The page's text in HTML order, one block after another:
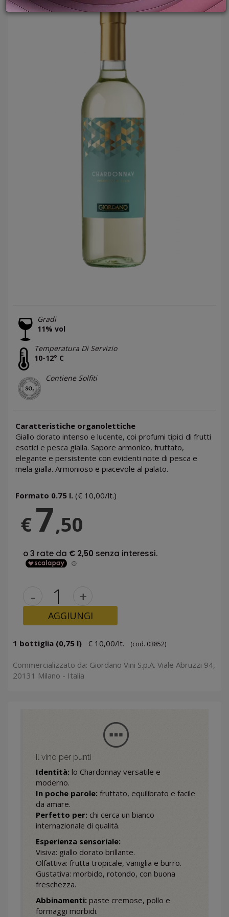
GIFT
Gradi
11% vol
Temperatura Di Servizio
10-12° C
Contiene Solfiti
Caratteristiche organolettiche
Giallo dorato intenso e lucente, coi profumi tipici di frutti
esotici e pesca gialla. Sapore armonico, fruttato,
elegante e persistente con evidenti note di pesca e
mela gialla. Armonioso e piacevole al palato.
Formato 0.75 l. (€ 10,00/lt.)
€7,50
- +
AGGIUNGI
1 bottiglia (0,75 l) € 10,00/lt. (cod. 03852)
Commercializzato da: Giordano Vini S.p.A. Viale Abruzzi 94,
20131 Milano - Italia
Il vino per punti
Identità: lo Chardonnay versatile e
moderno.
In poche parole: fruttato, equilibrato e facile
da amare.
Perfetto per: chi cerca un bianco
internazionale di qualità.
Esperienza sensoriale:
Visiva: giallo dorato brillante.
Olfattiva: frutta tropicale, vaniglia e burro.
Gustativa: morbido, rotondo, con buona
freschezza.
Abbinamenti: paste cremose, pollo e
formaggi morbidi.